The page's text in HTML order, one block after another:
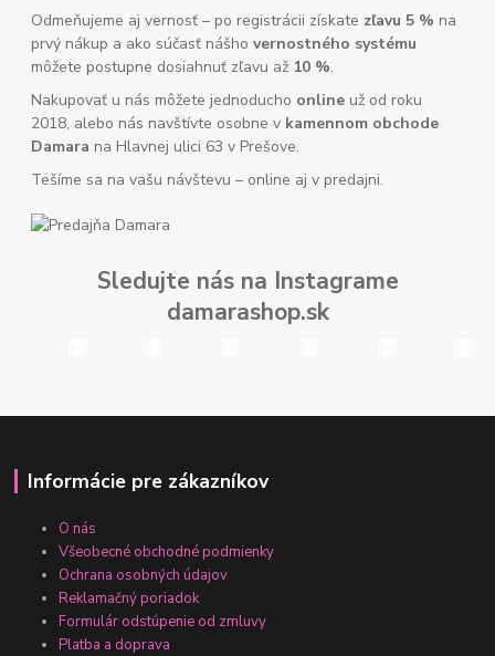
Odmeňujeme aj vernosť – po registrácii získate zľavu 5 % na
prvý nákup a ako súčasť nášhovernostného systému
môžete postupne dosiahnuť zľavu až 10 %.
Nakupovať u nás môžete jednoducho online už od roku
2018, alebo nás navštívte osobne v kamennom obchode
Damara na Hlavnej ulici 63 v Prešove.
Tešíme sa na vašu návštevu – online aj v predajni.
Sledujte nás na Instagrame
damarashop.sk
Informácie pre zákazníkov
O nás
Všeobecné obchodné podmienky
Ochrana osobných údajov
Reklamačný poriadok
Formulár odstúpenie od zmluvy
Platba a doprava